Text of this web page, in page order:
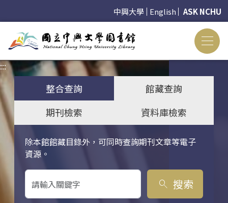
中興大學 English ASK NCHU
:::
整合查詢
館藏查詢
期刊檢索
資料庫檢索
除本館館藏目錄外，可同時查詢期刊文章等電子
資源。
關鍵字搜尋
search 搜索